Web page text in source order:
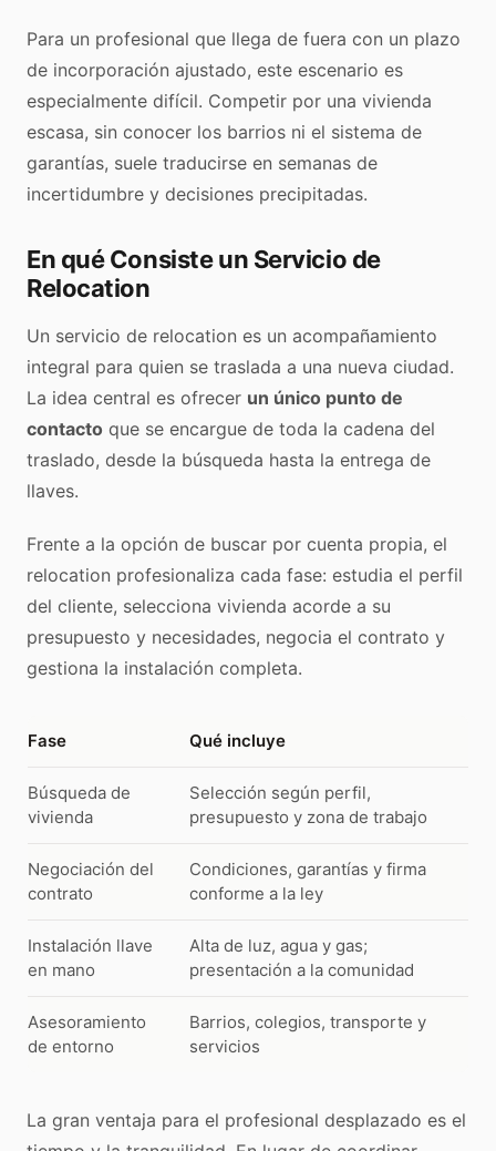
Para un profesional que llega de fuera con un plazo
de incorporación ajustado, este escenario es
especialmente difícil. Competir por una vivienda
escasa, sin conocer los barrios ni el sistema de
garantías, suele traducirse en semanas de
incertidumbre y decisiones precipitadas.
En qué Consiste un Servicio de
Relocation
Un servicio de relocation es un acompañamiento
integral para quien se traslada a una nueva ciudad.
La idea central es ofrecer un único punto de
contacto que se encargue de toda la cadena del
traslado, desde la búsqueda hasta la entrega de
llaves.
Frente a la opción de buscar por cuenta propia, el
relocation profesionaliza cada fase: estudia el perfil
del cliente, selecciona vivienda acorde a su
presupuesto y necesidades, negocia el contrato y
gestiona la instalación completa.
Fase Qué incluye
Búsqueda de
vivienda
Selección según perfil,
presupuesto y zona de trabajo
Negociación del
contrato
Condiciones, garantías y firma
conforme a la ley
Instalación llave
en mano
Alta de luz, agua y gas;
presentación a la comunidad
Asesoramiento
de entorno
Barrios, colegios, transporte y
servicios
La gran ventaja para el profesional desplazado es el